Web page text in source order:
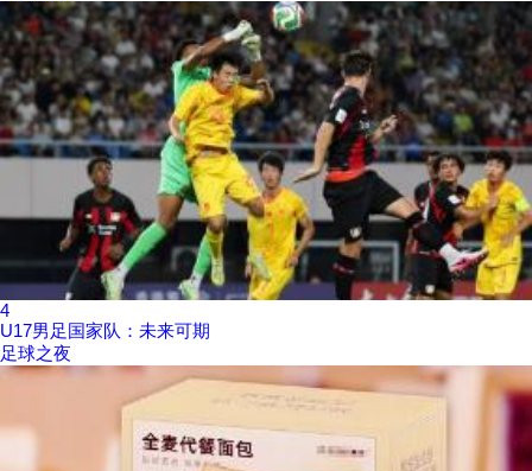
4
U17男足国家队：未来可期
足球之夜